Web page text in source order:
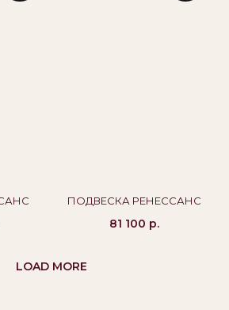
ПОДВЕСКА РЕНЕССАНС
81 100 р.
LOAD MORE